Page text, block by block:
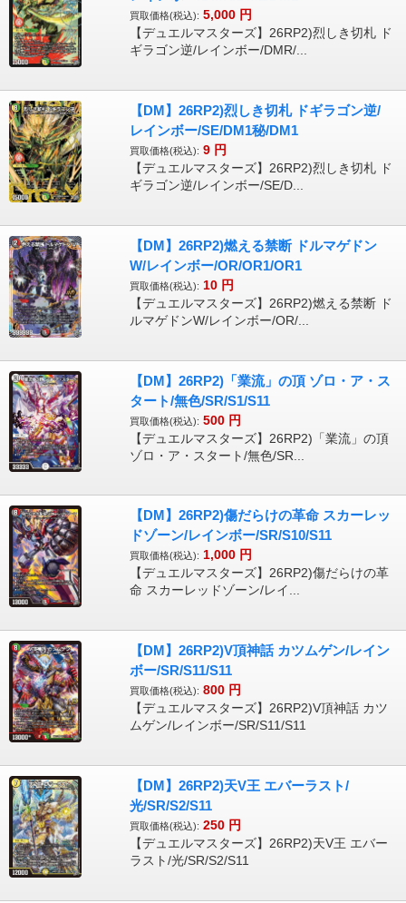
買取価格(税込): 5,000 円
【デュエルマスターズ】26RP2)烈しき切札 ド
ギラゴン逆/レインボー/DMR/...
【DM】26RP2)烈しき切札 ドギラゴン逆/
レインボー/SE/DM1秘/DM1
買取価格(税込): 9 円
【デュエルマスターズ】26RP2)烈しき切札 ド
ギラゴン逆/レインボー/SE/D...
【DM】26RP2)燃える禁断 ドルマゲドン
W/レインボー/OR/OR1/OR1
買取価格(税込): 10 円
【デュエルマスターズ】26RP2)燃える禁断 ド
ルマゲドンW/レインボー/OR/...
【DM】26RP2)「業流」の頂 ゾロ・ア・ス
タート/無色/SR/S1/S11
買取価格(税込): 500 円
【デュエルマスターズ】26RP2)「業流」の頂
ゾロ・ア・スタート/無色/SR...
【DM】26RP2)傷だらけの革命 スカーレッ
ドゾーン/レインボー/SR/S10/S11
買取価格(税込): 1,000 円
【デュエルマスターズ】26RP2)傷だらけの革
命 スカーレッドゾーン/レイ...
【DM】26RP2)V頂神話 カツムゲン/レイン
ボー/SR/S11/S11
買取価格(税込): 800 円
【デュエルマスターズ】26RP2)V頂神話 カツ
ムゲン/レインボー/SR/S11/S11
【DM】26RP2)天V王 エバーラスト/
光/SR/S2/S11
買取価格(税込): 250 円
【デュエルマスターズ】26RP2)天V王 エバー
ラスト/光/SR/S2/S11